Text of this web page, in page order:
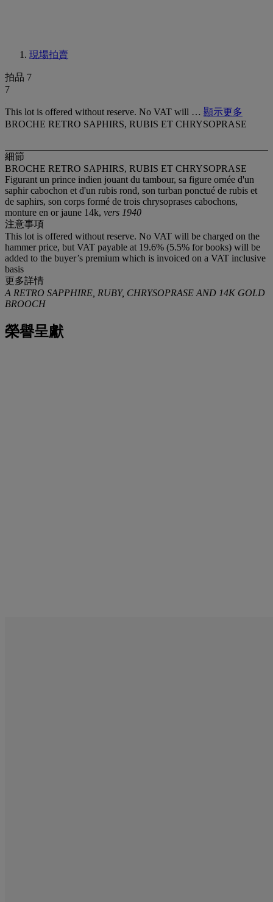
現場拍賣
拍品 7
7
This lot is offered without reserve. No VAT will … 顯示更多
BROCHE RETRO SAPHIRS, RUBIS ET CHRYSOPRASE
細節
BROCHE RETRO SAPHIRS, RUBIS ET CHRYSOPRASE
Figurant un prince indien jouant du tambour, sa figure ornée d'un
saphir cabochon et d'un rubis rond, son turban ponctué de rubis et
de saphirs, son corps formé de trois chrysoprases cabochons,
monture en or jaune 14k, vers 1940
注意事項
This lot is offered without reserve. No VAT will be charged on the
hammer price, but VAT payable at 19.6% (5.5% for books) will be
added to the buyer’s premium which is invoiced on a VAT inclusive
basis
更多詳情
A RETRO SAPPHIRE, RUBY, CHRYSOPRASE AND 14K GOLD
BROOCH
榮譽呈獻